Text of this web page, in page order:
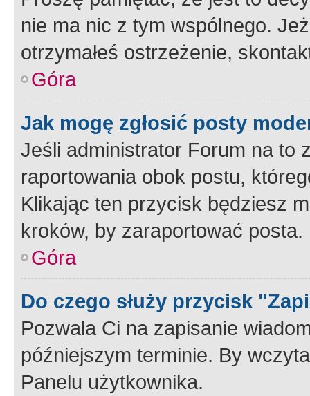
nie ma nic z tym wspólnego.
otrzymałeś ostrzeżenie,
Góra
Jak mogę zgłosić posty
Jeśli administrator Forum na to
raportowania obok postu,
Klikając ten przycisk będziesz
kroków, by zaraportować posta.
Góra
Do czego służy przycisk
Pozwala Ci na zapisanie
późniejszym terminie. By
Panelu użytkownika.